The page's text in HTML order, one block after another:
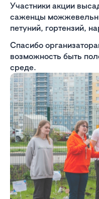
Участники акции
саженцы
петуний, гортензий,
Спасибо
возможность быть
среде.